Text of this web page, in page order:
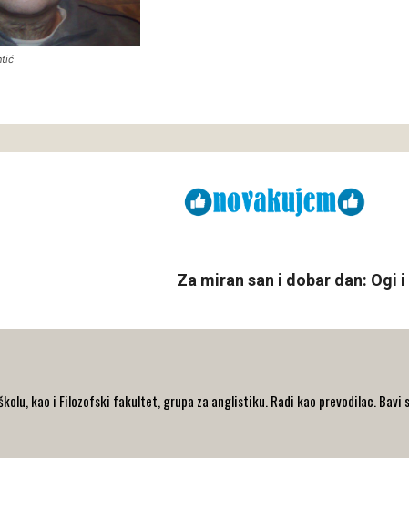
Za miran san i dobar dan: Ogi
kao i Filozofski fakultet, grupa za anglistiku. Radi kao prevodilac. Bavi